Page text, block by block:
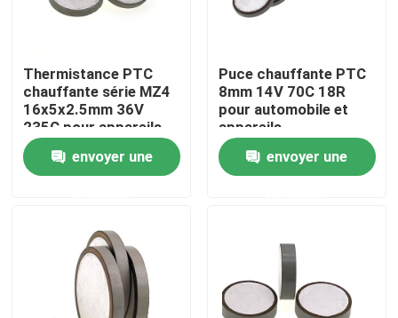
Nous contacter
Nouvelles
Thermistance de ptc
Puce de chauffage PTC
Thermistance PTC
chauffante série MZ4
16x5x2.5mm 36V
235C pour appareils
automobiles
envoyer une
Puce chauffante PTC
8mm 14V 70C 18R
pour automobile et
appareils
électroménagers
envoyer une